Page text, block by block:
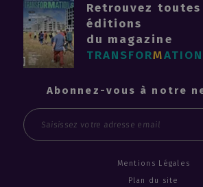
Retrouvez toutes
éditions
du magazine
TRANSFORMATION
Abonnez-vous à notre
Email
Mentions Légales
Plan du site